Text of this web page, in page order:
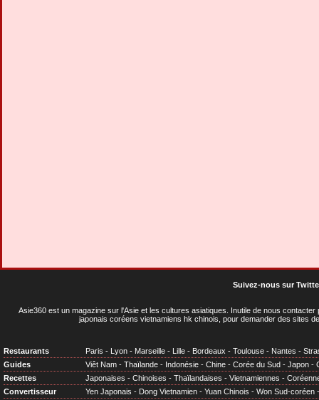
Suivez-nous sur
Asie360 est un magazine sur l'Asie et les cultures asiatiques . Inutile de nous
japonais coréens vietnamiens hk chinois, pour demander des sites
Restaurants Paris - Lyon - Marseille - Lille - Bordeaux - Toulouse - Nantes -
Guides
Viêt Nam - Thaïlande - Indonésie - Chine - Corée du Sud - Japon -
Recettes
Japonaises - Chinoises - Thaïlandaises - Vietnamiennes -
Convertisseur
Yen Japonais - Dong Vietnamien - Yuan Chinois - Won Sud-coréen